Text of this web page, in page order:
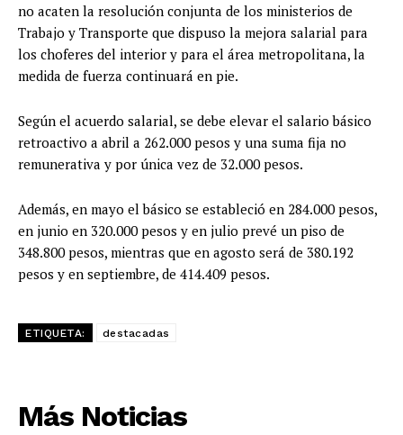
no acaten la resolución conjunta de los ministerios de
Trabajo y Transporte que dispuso la mejora salarial para
los choferes del interior y para el área metropolitana, la
medida de fuerza continuará en pie.
Según el acuerdo salarial, se debe elevar el salario básico
retroactivo a abril a 262.000 pesos y una suma fija no
remunerativa y por única vez de 32.000 pesos.
Además, en mayo el básico se estableció en 284.000 pesos,
en junio en 320.000 pesos y en julio prevé un piso de
348.800 pesos, mientras que en agosto será de 380.192
pesos y en septiembre, de 414.409 pesos.
ETIQUETA: destacadas
Más Noticias